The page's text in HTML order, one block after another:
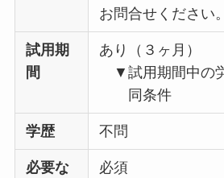
お問合せください。
試用期
間
あり（３ヶ月）
▼試用期間中の
同条件
学歴 不問
必要な
必須